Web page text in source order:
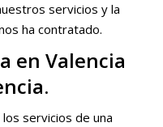
servicios y la
ha contratado.
en Valencia
servicios de una